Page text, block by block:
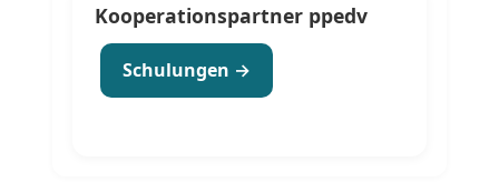
Kooperationspartner ppedv
Schulungen →